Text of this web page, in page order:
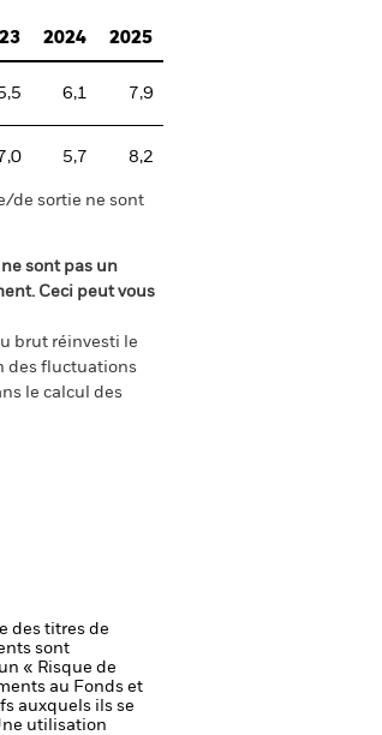
2024 2025
6,1 7,9
7,0 5,7 8,2
de sortie ne sont
sont pas un
Ceci peut vous
brut réinvesti le
des fluctuations
le calcul des
des titres de
sont
« Risque de
au Fonds et
auxquels ils se
utilisation